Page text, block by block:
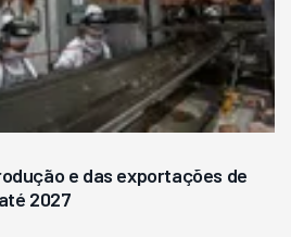
e das exportações de
2027